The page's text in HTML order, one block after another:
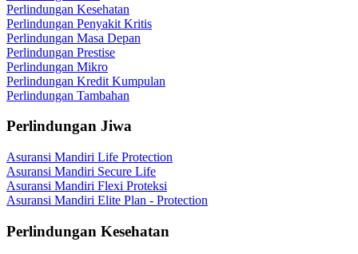
Perlindungan Kesehatan
Perlindungan Penyakit Kritis
Perlindungan Masa Depan
Perlindungan Prestise
Perlindungan Mikro
Perlindungan Kredit Kumpulan
Perlindungan Tambahan
Perlindungan Jiwa
Asuransi Mandiri Life Protection
Asuransi Mandiri Secure Life
Asuransi Mandiri Flexi Proteksi
Asuransi Mandiri Elite Plan - Protection
Perlindungan Kesehatan